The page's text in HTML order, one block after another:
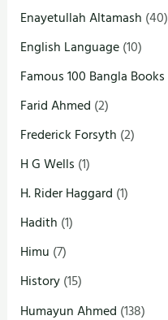
Enayetullah Altamash (40)
English Language(10)
Famous 100 Bangla Books
Farid Ahmed (2)
Frederick Forsyth (2)
H G Wells (1)
H. Rider Haggard (1)
Hadith (1)
Himu (7)
History(15)
Humayun Ahmed (138)